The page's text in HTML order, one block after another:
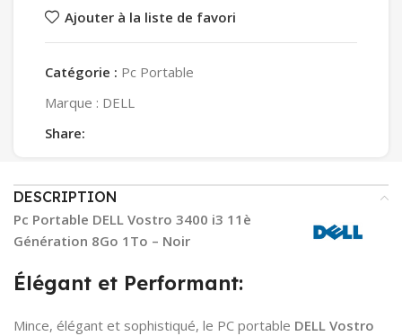
Ajouter à la liste de favori
Catégorie : Pc Portable
Marque : DELL
Share:
DESCRIPTION
Pc Portable DELL Vostro 3400 i3 11è
Génération 8Go 1To – Noir
Élégant et Performant:
Mince, élégant et sophistiqué, le PC portable DELL Vostro